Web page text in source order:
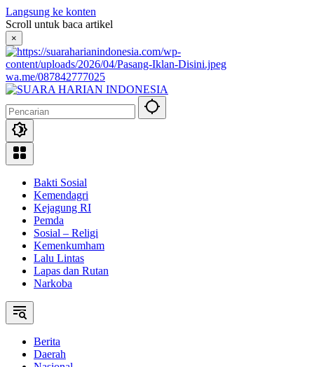
Langsung ke konten
Scroll untuk baca artikel
×
wa.me/087842777025
Bakti Sosial
Kemendagri
Kejagung RI
Pemda
Sosial – Religi
Kemenkumham
Lalu Lintas
Lapas dan Rutan
Narkoba
Berita
Daerah